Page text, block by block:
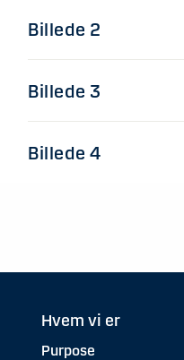
Billede 2
Billede 3
Billede 4
Hvem vi er
Purpose